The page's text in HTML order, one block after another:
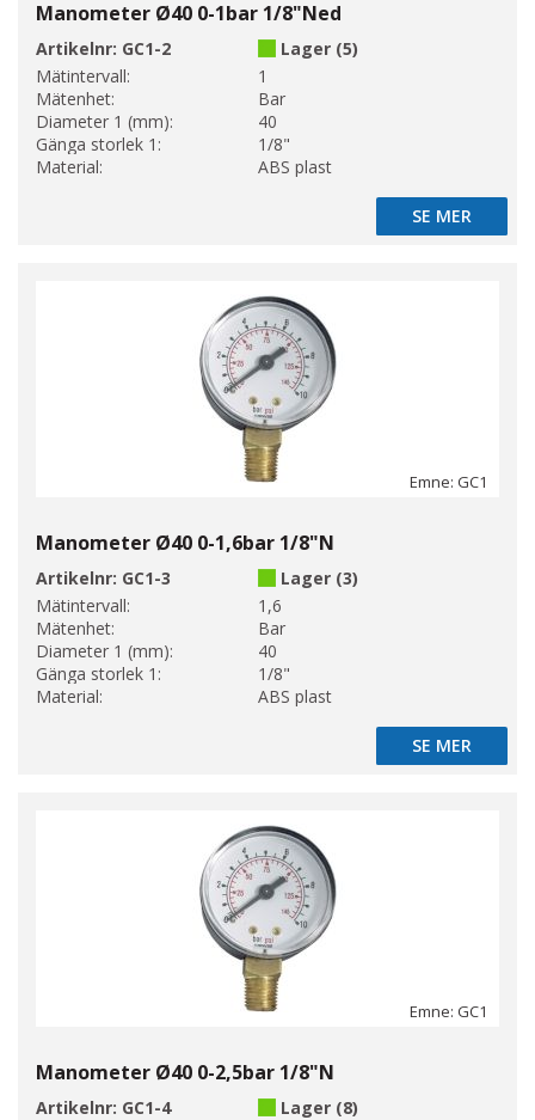
Manometer Ø40 0-1bar 1/8"Ned
Artikelnr: GC1-2
Lager (5)
Mätintervall:
1
Mätenhet:
Bar
Diameter 1 (mm):
40
Gänga storlek 1:
1/8"
Material:
ABS plast
SE MER
SE MER
Emne: GC1
Manometer Ø40 0-1,6bar 1/8"N
Artikelnr: GC1-3
Lager (3)
Mätintervall:
1,6
Mätenhet:
Bar
Diameter 1 (mm):
40
Gänga storlek 1:
1/8"
Material:
ABS plast
SE MER
SE MER
Emne: GC1
Manometer Ø40 0-2,5bar 1/8"N
Artikelnr: GC1-4
Lager (8)